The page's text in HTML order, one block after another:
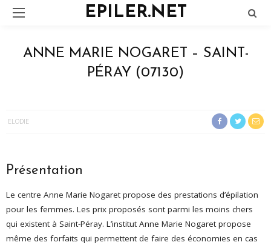
EPILER.NET
ANNE MARIE NOGARET – SAINT-
PÉRAY (07130)
ELODIE
Présentation
Le centre Anne Marie Nogaret propose des prestations d’épilation
pour les femmes. Les prix proposés sont parmi les moins chers
qui existent à Saint-Péray. L’institut Anne Marie Nogaret propose
même des forfaits qui permettent de faire des économies en cas